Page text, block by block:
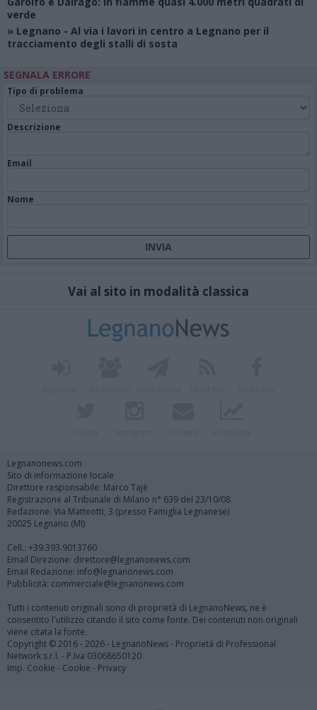
verde
» Legnano - Al via i lavori in centro a Legnano per il
tracciamento degli stalli di sosta
SEGNALA ERRORE
Tipo di problema
Descrizione
Email
Nome
Vai al sito in modalità classica
Legnanonews.com
Sito di informazione locale
Direttore responsabile: Marco Tajè
Registrazione al Tribunale di Milano n° 639 del 23/10/08
Redazione: Via Matteotti, 3 (presso Famiglia Legnanese)
20025 Legnano (MI)
Cell.: +39.393.9013760
Email Direzione: direttore@legnanonews.com
Email Redazione: info@legnanonews.com
Pubblicità: commerciale@legnanonews.com
Tutti i contenuti originali sono di proprietà di LegnanoNews, ne è
consentito l'utilizzo citando il sito come fonte. Dei contenuti non originali
viene citata la fonte.
Copyright © 2016 - 2026 - LegnanoNews - Proprietà di Professional
Network s.r.l. - P.Iva 03068650120
Imp. Cookie - Cookie - Privacy